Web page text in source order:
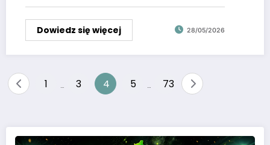
Dowiedz się więcej 28/05/2026
1 3 4 5 73